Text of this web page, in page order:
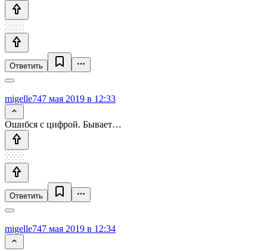
Ответить
migelle747 мая 2019 в 12:33
Ошибся с цифрой. Бывает…
Ответить
migelle747 мая 2019 в 12:34